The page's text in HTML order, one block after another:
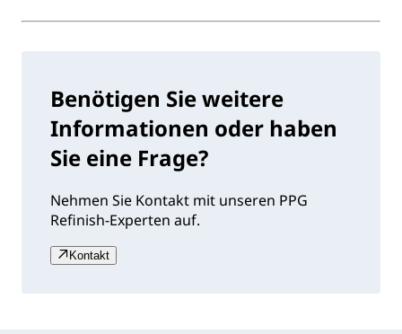
Benötigen Sie weitere
Informationen oder haben
Sie eine Frage?
Nehmen Sie Kontakt mit unseren PPG
Refinish-Experten auf.
Kontakt